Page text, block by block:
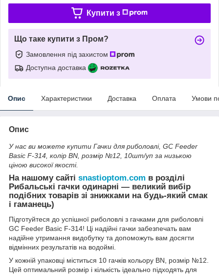
Купити з
Що таке купити з Пром?
Замовлення під захистом
Доступна доставка
Опис Характеристики Доставка Оплата Умови
Опис
У нас ви можете купити Гачки для риболовлі, GC Feeder
Basic F-314, колір BN, розмір №12, 10шт/уп за низькою
ціною високої якості.
На нашому сайті snastioptom.com в розділі
Рибальські гачки одинарні — великий вибір
подібних товарів зі знижками на будь-який смак
і гаманець)
Підготуйтеся до успішної риболовлі з гачками для риболовлі
GC Feeder Basic F-314! Ці надійні гачки забезпечать вам
надійне утримання видобутку та допоможуть вам досягти
відмінних результатів на водоймі.
У кожній упаковці міститься 10 гачків кольору BN, розмір №12.
Цей оптимальний розмір і кількість ідеально підходять для